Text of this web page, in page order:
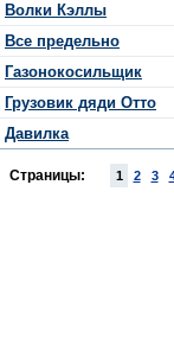
Волки Кэллы
Все предельно
Газонокосильщик
Грузовик дяди Отто
Давилка
Страницы: 1 2 3